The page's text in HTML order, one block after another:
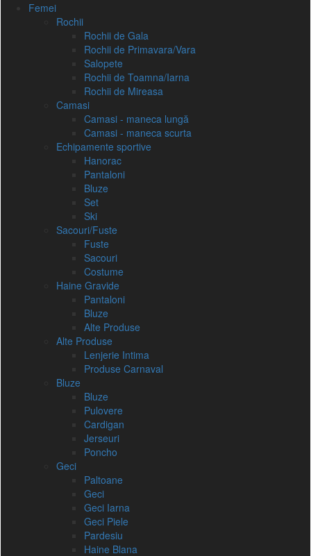
Femei
Rochii
Rochii de Gala
Rochii de Primavara/Vara
Salopete
Rochii de Toamna/Iarna
Rochii de Mireasa
Camasi
Camasi - maneca lungă
Camasi - maneca scurta
Echipamente sportive
Hanorac
Pantaloni
Bluze
Set
Ski
Sacouri/Fuste
Fuste
Sacouri
Costume
Haine Gravide
Pantaloni
Bluze
Alte Produse
Alte Produse
Lenjerie Intima
Produse Carnaval
Bluze
Bluze
Pulovere
Cardigan
Jerseuri
Poncho
Geci
Paltoane
Geci
Geci Iarna
Geci Piele
Pardesiu
Haine Blana